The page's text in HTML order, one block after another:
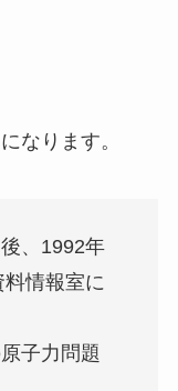
なります。
、1992年
情報室に
子力問題